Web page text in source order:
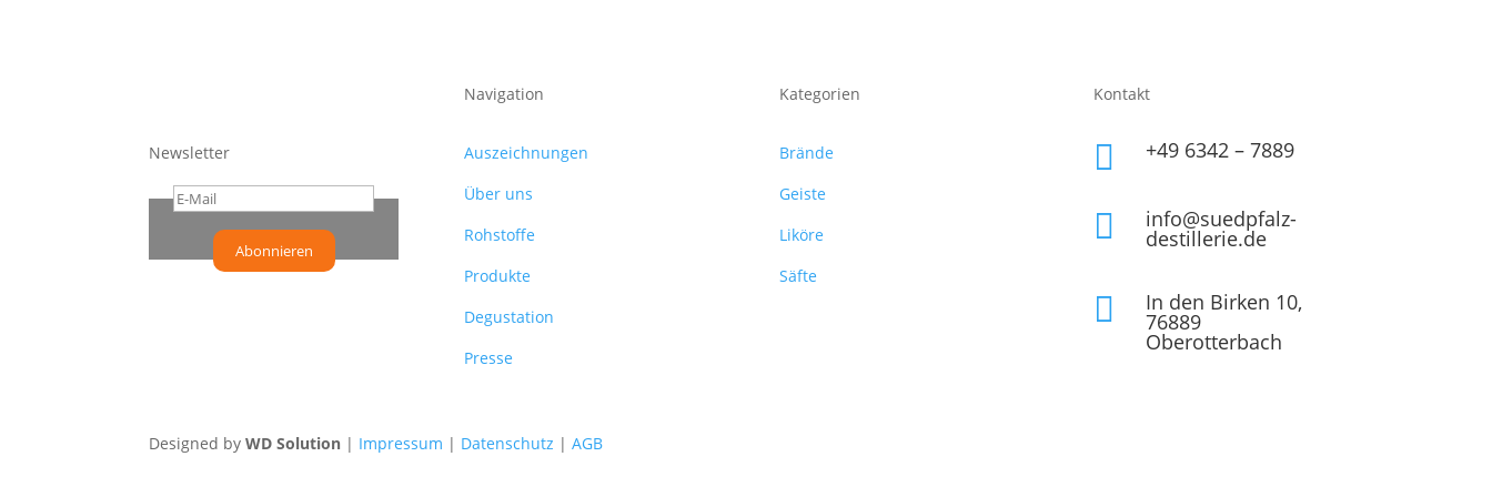
gewählt
werden
Newsletter
Abonnieren
Navigation
Auszeichnungen
Über uns
Rohstoffe
Produkte
Degustation
Presse
Kategorien
Brände
Geiste
Liköre
Säfte
Kontakt
 +49 6342 – 7889
 info@suedpfalz-
destillerie.de
 In den Birken 10,
76889
Oberotterbach
Designed byWD Solution | Impressum | Datenschutz |AGB